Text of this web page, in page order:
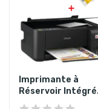
Imprimante à
Réservoir Intégré
EPSON ECOTANK...